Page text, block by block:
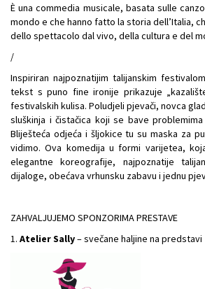
È una commedia musicale, basata sulle
mondo e che hanno fatto la storia dell’Italia,
dello spettacolo dal vivo, della cultura e del
/
Inspiriran najpoznatijim talijanskim
tekst s puno fine ironije prikazuje
festivalskih kulisa. Poludjeli pjevači, novca
sluškinja i čistačica koji se bave
Bliješteća odjeća i šljokice tu su maska za
vidimo. Ova komedija u formi varijetea,
elegantne koreografije, najpoznatije
dijaloge, obećava vrhunsku zabavu i jednu
ZAHVALJUJEMO SPONZORIMA PRESTAVE
1. Atelier Sally– svečane haljine na predstavi